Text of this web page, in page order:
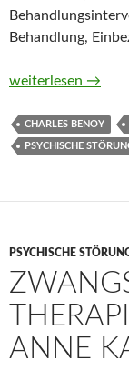
Behandlung,
Zwangsstörung.
weiterlesen →
CHARLES BENOY
PSYCHISCHE
PSYCHISCHE
ANNE